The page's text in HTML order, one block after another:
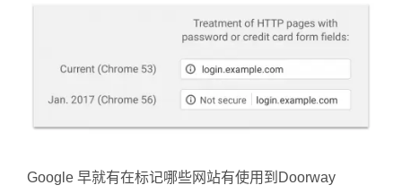
Google 早就有在标记哪些网站有使用到Doorway